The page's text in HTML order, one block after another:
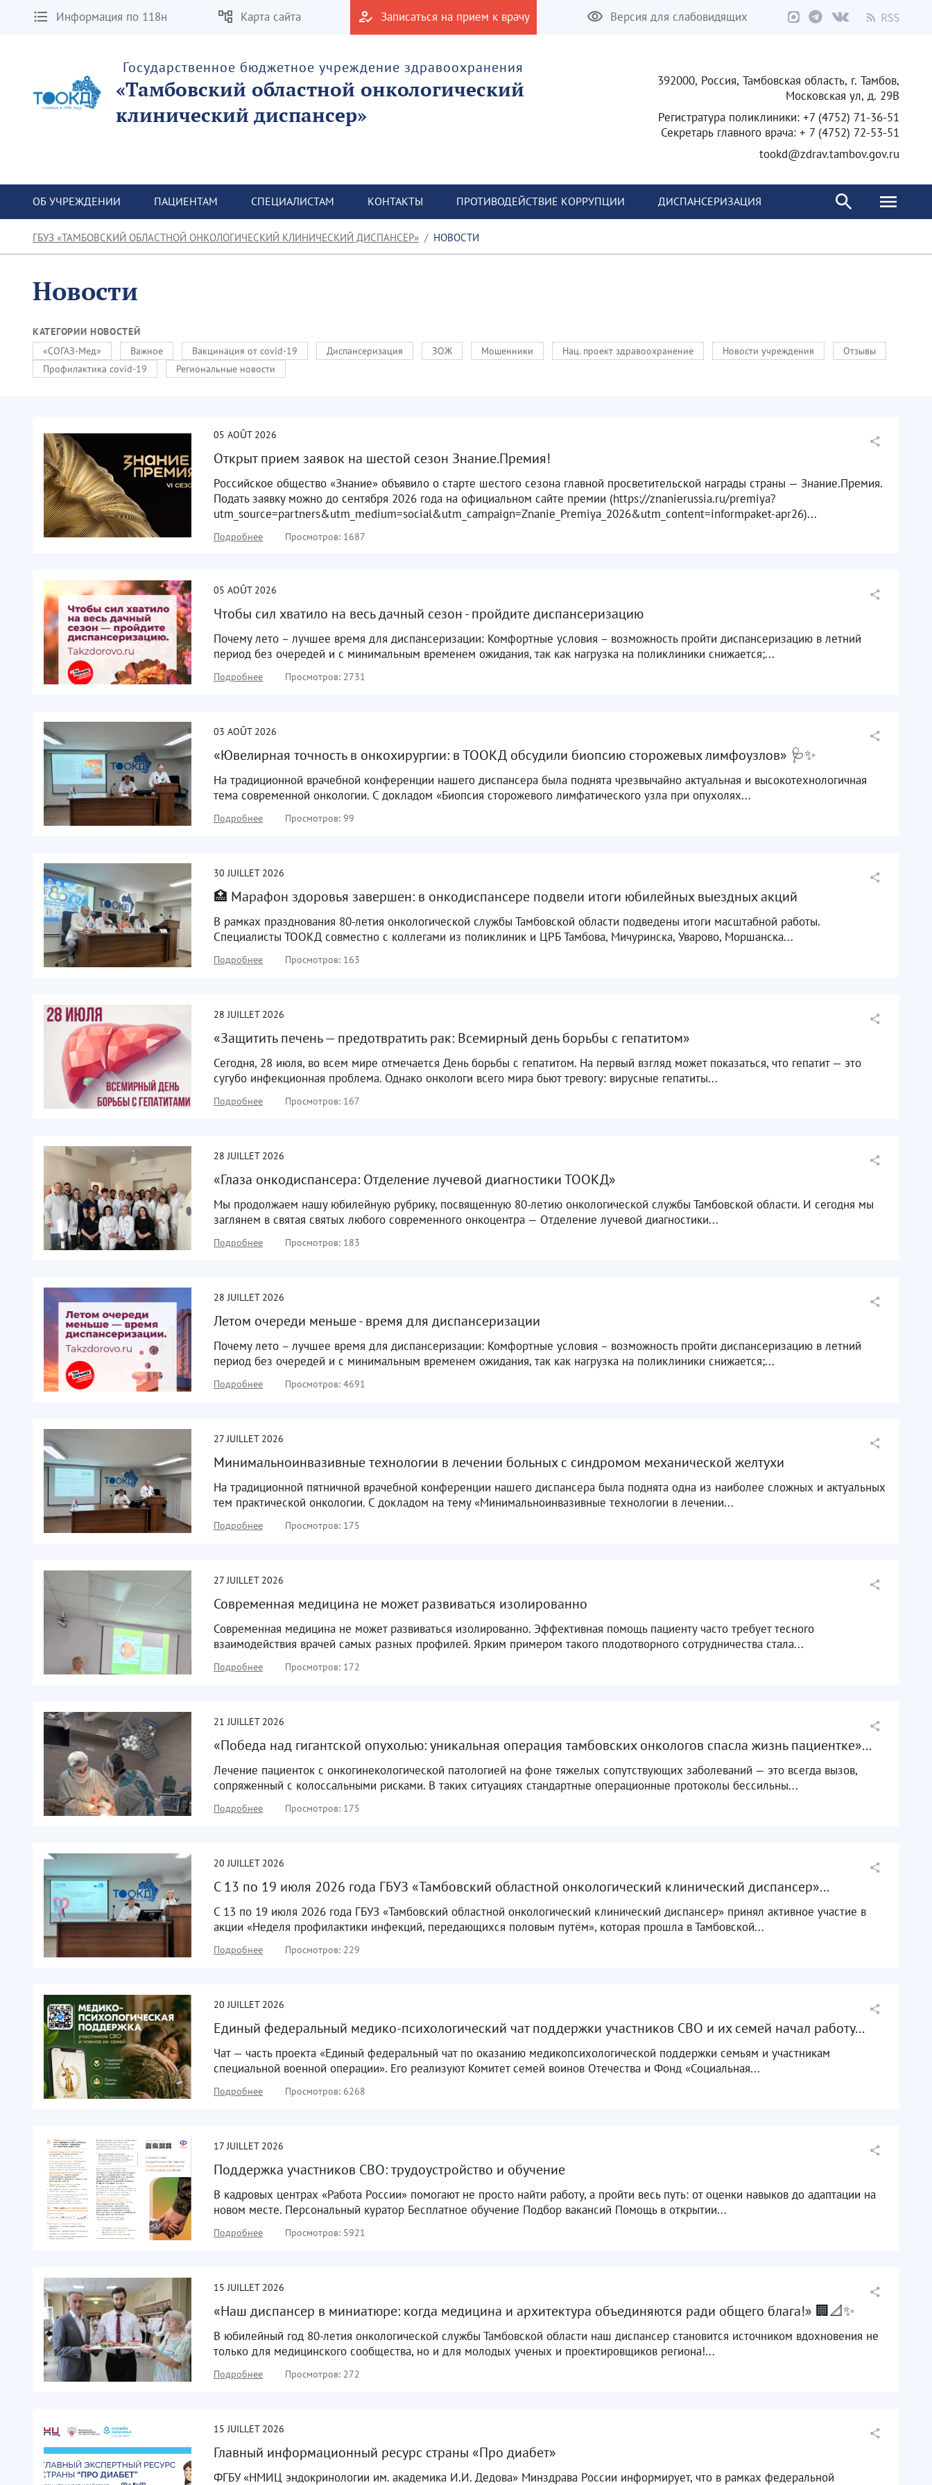
Информация по 118н Карта сайта Записаться на прием к врачу Версия для слабовидящих
Государственное бюджетное учреждение здравоохранения
«Тамбовский областной онкологический
клинический диспансер»
392000, Россия, Тамбовская область, г. Тамбов,
Московская ул, д. 29В
Регистратура поликлиники: +7 (4752) 71-36-51
Секретарь главного врача: + 7 (4752) 72-53-51
tookd@zdrav.tambov.gov.ru
ОБ УЧРЕЖДЕНИИ ПАЦИЕНТАМ СПЕЦИАЛИСТАМ КОНТАКТЫ ПРОТИВОДЕЙСТВИЕ КОРРУПЦИИ ДИСПАНСЕРИЗАЦИЯ
ГБУЗ «ТАМБОВСКИЙ ОБЛАСТНОЙ ОНКОЛОГИЧЕСКИЙ КЛИНИЧЕСКИЙ ДИСПАНСЕР» НОВОСТИ
Новости
КАТЕГОРИИ НОВОСТЕЙ
«СОГАЗ-Мед»
Важное Вакцинация от covid-19 Диспансеризация ЗОЖ Мошенники Нац. проект здравоохранение Новости учреждения
Отзывы
Профилактика covid-19
Региональные новости
05 AOÛT 2026
Открыт прием заявок на шестой сезон Знание.Премия!
Российское общество «Знание» объявило о старте шестого сезона главной просветительской награды страны — Знание.Премия.
Подать заявку можно до сентября 2026 года на официальном сайте премии (https://znanierussia.ru/premiya?
utm_source=partners&utm_medium=social&utm_campaign=Znanie_Premiya_2026&utm_content=informpaket-apr26)...
Подробнее Просмотров: 1687
05 AOÛT 2026
Чтобы сил хватило на весь дачный сезон - пройдите диспансеризацию
Почему лето – лучшее время для диспансеризации: Комфортные условия – возможность пройти диспансеризацию в летний
период без очередей и с минимальным временем ожидания, так как нагрузка на поликлиники снижается;...
Подробнее Просмотров: 2731
03 AOÛT 2026
«Ювелирная точность в онкохирургии: в ТООКД обсудили биопсию сторожевых лимфоузлов» 🩺✨
На традиционной врачебной конференции нашего диспансера была поднята чрезвычайно актуальная и высокотехнологичная
тема современной онкологии. С докладом «Биопсия сторожевого лимфатического узла при опухолях...
Подробнее Просмотров: 99
30 JUILLET 2026
🏥 Марафон здоровья завершен: в онкодиспансере подвели итоги юбилейных выездных акций
В рамках празднования 80-летия онкологической службы Тамбовской области подведены итоги масштабной работы.
Специалисты ТООКД совместно с коллегами из поликлиник и ЦРБ Тамбова, Мичуринска, Уварово, Моршанска...
Подробнее Просмотров: 163
28 JUILLET 2026
«Защитить печень — предотвратить рак: Всемирный день борьбы с гепатитом»
Сегодня, 28 июля, во всем мире отмечается День борьбы с гепатитом. На первый взгляд может показаться, что гепатит — это
сугубо инфекционная проблема. Однако онкологи всего мира бьют тревогу: вирусные гепатиты...
Подробнее Просмотров: 167
28 JUILLET 2026
«Глаза онкодиспансера: Отделение лучевой диагностики ТООКД»
Мы продолжаем нашу юбилейную рубрику, посвященную 80-летию онкологической службы Тамбовской области. И сегодня мы
заглянем в святая святых любого современного онкоцентра — Отделение лучевой диагностики...
Подробнее Просмотров: 183
28 JUILLET 2026
Летом очереди меньше - время для диспансеризации
Почему лето – лучшее время для диспансеризации: Комфортные условия – возможность пройти диспансеризацию в летний
период без очередей и с минимальным временем ожидания, так как нагрузка на поликлиники снижается;...
Подробнее Просмотров: 4691
27 JUILLET 2026
Минимальноинвазивные технологии в лечении больных с синдромом механической желтухи
На традиционной пятничной врачебной конференции нашего диспансера была поднята одна из наиболее сложных и актуальных
тем практической онкологии. С докладом на тему «Минимальноинвазивные технологии в лечении...
Подробнее Просмотров: 175
27 JUILLET 2026
Современная медицина не может развиваться изолированно
Современная медицина не может развиваться изолированно. Эффективная помощь пациенту часто требует тесного
взаимодействия врачей самых разных профилей. Ярким примером такого плодотворного сотрудничества стала...
Подробнее Просмотров: 172
21 JUILLET 2026
«Победа над гигантской опухолью: уникальная операция тамбовских онкологов спасла жизнь пациентке»...
Лечение пациенток с онкогинекологической патологией на фоне тяжелых сопутствующих заболеваний — это всегда вызов,
сопряженный с колоссальными рисками. В таких ситуациях стандартные операционные протоколы бессильны...
Подробнее Просмотров: 175
20 JUILLET 2026
С 13 по 19 июля 2026 года ГБУЗ «Тамбовский областной онкологический клинический диспансер»...
С 13 по 19 июля 2026 года ГБУЗ «Тамбовский областной онкологический клинический диспансер» принял активное участие в
акции «Неделя профилактики инфекций, передающихся половым путём», которая прошла в Тамбовской...
Подробнее Просмотров: 229
20 JUILLET 2026
Единый федеральный медико-психологический чат поддержки участников СВО и их семей начал работу...
Чат — часть проекта «Единый федеральный чат по оказанию медикопсихологической поддержки семьям и участникам
специальной военной операции». Его реализуют Комитет семей воинов Отечества и Фонд «Социальная...
Подробнее Просмотров: 6268
17 JUILLET 2026
Поддержка участников СВО: трудоустройство и обучение
В кадровых центрах «Работа России» помогают не просто найти работу, а пройти весь путь: от оценки навыков до адаптации на
новом месте. Персональный куратор Бесплатное обучение Подбор вакансий Помощь в открытии...
Подробнее Просмотров: 5921
15 JUILLET 2026
«Наш диспансер в миниатюре: когда медицина и архитектура объединяются ради общего блага!» 🏢📐✨
В юбилейный год 80-летия онкологической службы Тамбовской области наш диспансер становится источником вдохновения не
только для медицинского сообщества, но и для молодых ученых и проектировщиков региона!...
Подробнее Просмотров: 272
15 JUILLET 2026
Главный информационный ресурс страны «Про диабет»
ФГБУ «НМИЦ эндокринологии им. академика И.И. Дедова» Минздрава России информирует, что в рамках федеральной